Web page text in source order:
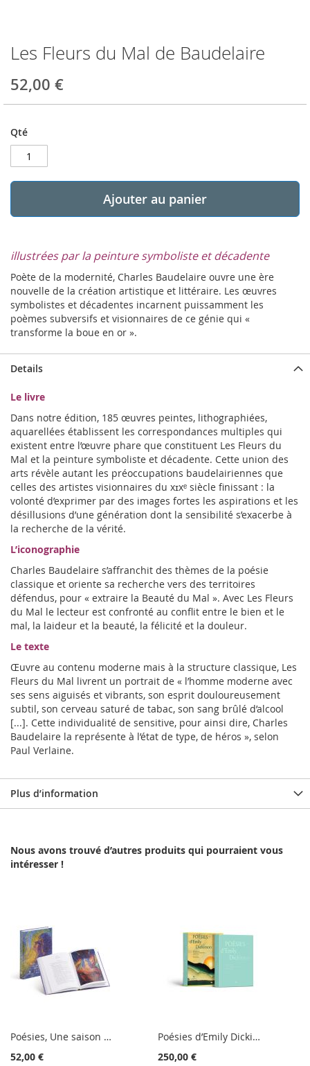
Skip
to
the
beginning
of
images
gallery
Les Fleurs du Mal de Baudelaire
52,00 €
Qté
Ajouter au panier
illustrées par la peinture symboliste et décadente
Poète de la modernité, Charles Baudelaire ouvre une ère
nouvelle de la création artistique et littéraire. Les œuvres
symbolistes et décadentes incarnent puissamment les
poèmes subversifs et visionnaires de ce génie qui «
transforme la boue en or ».
Details
Le livre
Dans notre édition, 185 œuvres peintes, lithographiées,
aquarellées établissent les correspondances multiples qui
existent entre l’œuvre phare que constituent Les Fleurs du
Mal et la peinture symboliste et décadente. Cette union des
arts révèle autant les préoccupations baudelairiennes que
celles des artistes visionnaires du xɪxᵉ siècle finissant : la
volonté d’exprimer par des images fortes les aspirations et les
désillusions d’une génération dont la sensibilité s’exacerbe à
la recherche de la vérité.
L’iconographie
Charles Baudelaire s’affranchit des thèmes de la poésie
classique et oriente sa recherche vers des territoires
défendus, pour « extraire la Beauté du Mal ». Avec Les Fleurs
du Mal le lecteur est confronté au conflit entre le bien et le
mal, la laideur et la beauté, la félicité et la douleur.
Le texte
Œuvre au contenu moderne mais à la structure classique, Les
Fleurs du Mal livrent un portrait de « l’homme moderne avec
ses sens aiguisés et vibrants, son esprit douloureusement
subtil, son cerveau saturé de tabac, son sang brûlé d’alcool
[...]. Cette individualité de sensitive, pour ainsi dire, Charles
Baudelaire la représente à l’état de type, de héros », selon
Paul Verlaine.
Plus d’information
Nous avons trouvé d’autres produits qui pourraient vous
intéresser !
Poésies, Une saison en enfer, Illuminations de Rimbaud
52,00 €
Poésies d’Emily Dickinson
250,00 €